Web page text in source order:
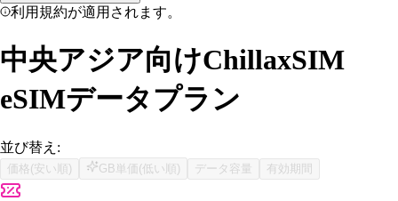
利用規約が適用されます。
中央アジア向けChillaxSIM
eSIMデータプラン
並び替え:
価格(安い順) GB単価(低い順) データ容量 有効期間